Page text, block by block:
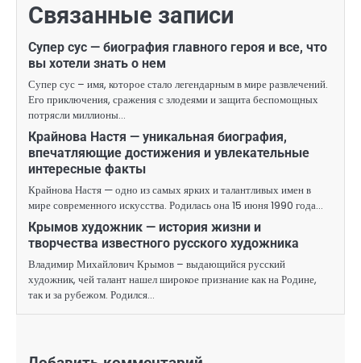
Связанные записи
Супер сус — биография главного героя и все, что
вы хотели знать о нем
Супер сус – имя, которое стало легендарным в мире развлечений.
Его приключения, сражения с злодеями и защита беспомощных
потрясли миллионы…
Крайнова Настя — уникальная биография,
впечатляющие достижения и увлекательные
интересные факты
Крайнова Настя — одно из самых ярких и талантливых имен в
мире современного искусства. Родилась она 15 июня 1990 года…
Крымов художник — история жизни и
творчества известного русского художника
Владимир Михайлович Крымов – выдающийся русский
художник, чей талант нашел широкое признание как на Родине,
так и за рубежом. Родился…